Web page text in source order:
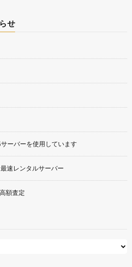
せ
ーバーを使用しています
速レンタルサーバー
額査定